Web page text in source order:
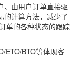
、由用户订单直接驱
的计算方法，减少了
单的各种状态的跟踪
ETO/BTO等体现客